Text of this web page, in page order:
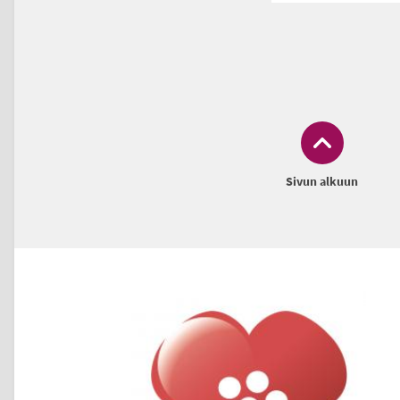
Sivun alkuun
Alatunniste